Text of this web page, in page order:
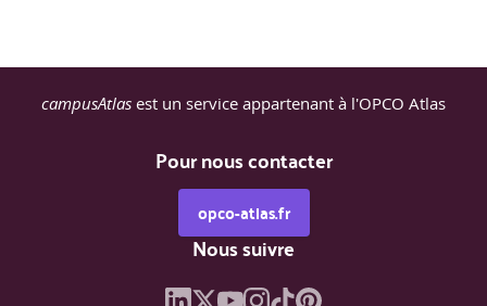
campusAtlas est un service appartenant à l'OPCO Atlas
Pour nous contacter
opco-atlas.fr
Nous suivre